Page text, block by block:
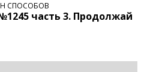
СПОСОБОВ
часть 3. Продолжай